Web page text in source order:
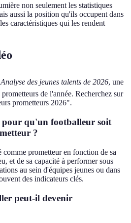
non seulement les statistiques
aussi la position qu'ils occupent dans
caractéristiques qui les rendent
Analyse des jeunes talents de 2026, une
de l'année. Recherchez sur
prometteurs 2026".
pour qu'un footballeur soit
?
prometteur en fonction de sa
et de sa capacité à performer sous
au sein d'équipes jeunes ou dans
des indicateurs clés.
peut-il devenir